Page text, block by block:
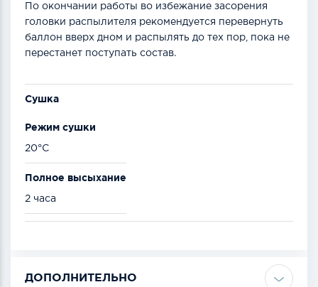
По окончании работы во избежание засорения
головки распылителя рекомендуется перевернуть
баллон вверх дном и распылять до тех пор, пока не
перестанет поступать состав.
Сушка
Режим сушки
20°C
Полное высыхание
2 часа
ДОПОЛНИТЕЛЬНО